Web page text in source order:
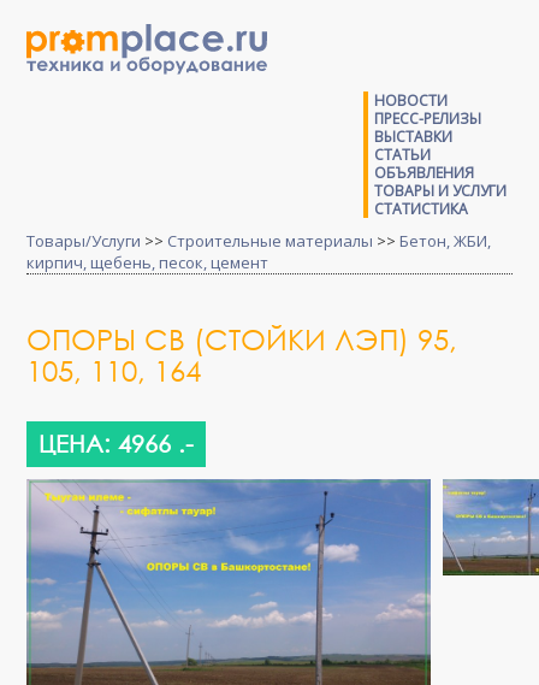
НОВОСТИ
ПРЕСС-РЕЛИЗЫ
ВЫСТАВКИ
СТАТЬИ
ОБЪЯВЛЕНИЯ
ТОВАРЫ И УСЛУГИ
СТАТИСТИКА
Товары/Услуги >> Строительные материалы >> Бетон, ЖБИ,
кирпич, щебень, песок, цемент
ОПОРЫ СВ (СТОЙКИ ЛЭП) 95,
105, 110, 164
ЦЕНА: 4966 .-